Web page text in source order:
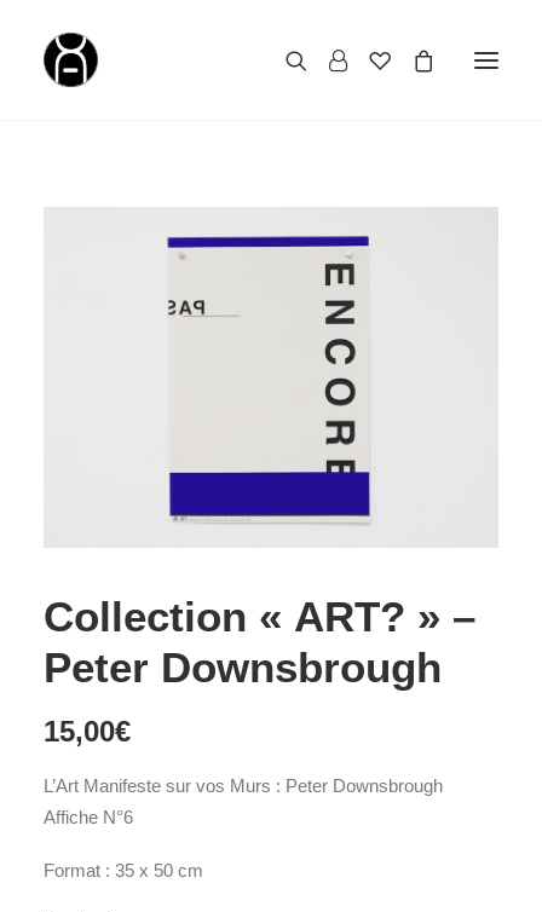
Collection « ART? » –
Peter Downsbrough
15,00€
L’Art Manifeste sur vos Murs : Peter Downsbrough
Affiche N°6
Format : 35 x 50 cm